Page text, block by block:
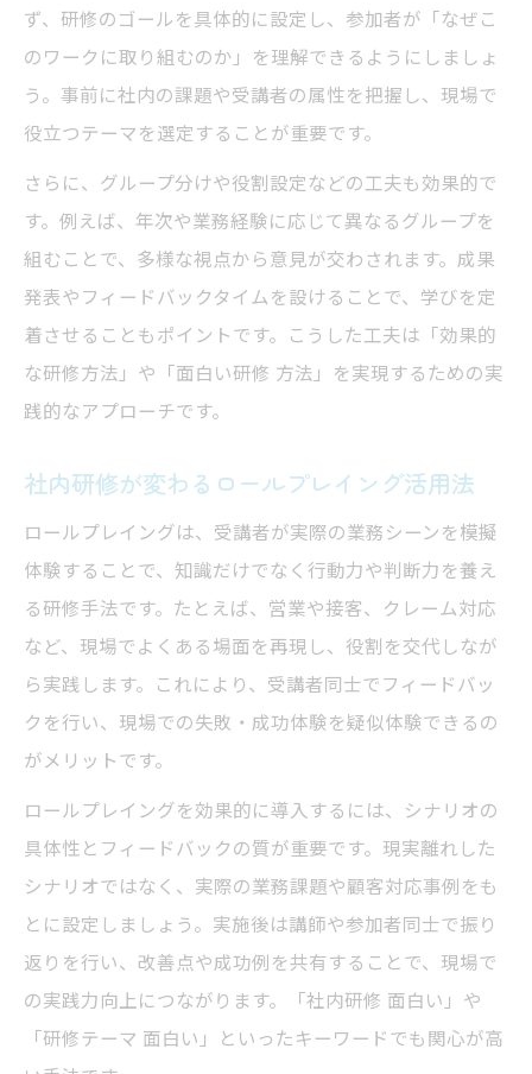
ず、研修のゴールを具体的に設定し、参加者が「なぜこ
のワークに取り組むのか」を理解できるようにしましょ
う。事前に社内の課題や受講者の属性を把握し、現場で
役立つテーマを選定することが重要です。
さらに、グループ分けや役割設定などの工夫も効果的で
す。例えば、年次や業務経験に応じて異なるグループを
組むことで、多様な視点から意見が交わされます。成果
発表やフィードバックタイムを設けることで、学びを定
着させることもポイントです。こうした工夫は「効果的
な研修方法」や「面白い研修 方法」を実現するための実
践的なアプローチです。
社内研修が変わるロールプレイング活用法
ロールプレイングは、受講者が実際の業務シーンを模擬
体験することで、知識だけでなく行動力や判断力を養え
る研修手法です。たとえば、営業や接客、クレーム対応
など、現場でよくある場面を再現し、役割を交代しなが
ら実践します。これにより、受講者同士でフィードバッ
クを行い、現場での失敗・成功体験を疑似体験できるの
がメリットです。
ロールプレイングを効果的に導入するには、シナリオの
具体性とフィードバックの質が重要です。現実離れした
シナリオではなく、実際の業務課題や顧客対応事例をも
とに設定しましょう。実施後は講師や参加者同士で振り
返りを行い、改善点や成功例を共有することで、現場で
の実践力向上につながります。「社内研修 面白い」や
「研修テーマ 面白い」といったキーワードでも関心が高